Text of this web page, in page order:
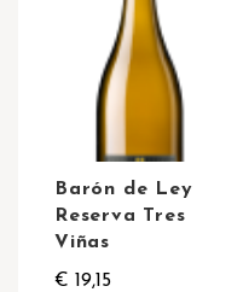
Barón de Ley
Reserva Tres
Viñas
€ 19,15